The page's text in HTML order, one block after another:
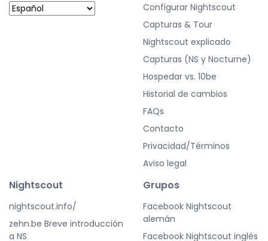
Configurar Nightscout
Capturas & Tour
Nightscout explicado
Capturas (NS y Nocturne)
Hospedar vs. 10be
Historial de cambios
FAQs
Contacto
Privacidad/Términos
Aviso legal
Nightscout
nightscout.info/
zehn.be Breve introducción
a NS
Grupos
Facebook Nightscout
alemán
Facebook Nightscout inglés